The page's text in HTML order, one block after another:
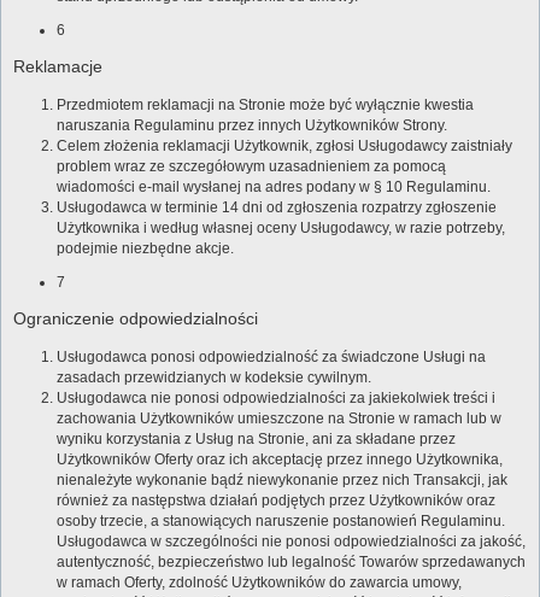
6
Reklamacje
Przedmiotem reklamacji na Stronie może być wyłącznie kwestia
naruszania Regulaminu przez innych Użytkowników Strony.
Celem złożenia reklamacji Użytkownik, zgłosi Usługodawcy zaistniały
problem wraz ze szczegółowym uzasadnieniem za pomocą
wiadomości e-mail wysłanej na adres podany w § 10 Regulaminu.
Usługodawca w terminie 14 dni od zgłoszenia rozpatrzy zgłoszenie
Użytkownika i według własnej oceny Usługodawcy, w razie potrzeby,
podejmie niezbędne akcje.
7
Ograniczenie odpowiedzialności
Usługodawca ponosi odpowiedzialność za świadczone Usługi na
zasadach przewidzianych w kodeksie cywilnym.
Usługodawca nie ponosi odpowiedzialności za jakiekolwiek treści i
zachowania Użytkowników umieszczone na Stronie w ramach lub w
wyniku korzystania z Usług na Stronie, ani za składane przez
Użytkowników Oferty oraz ich akceptację przez innego Użytkownika,
nienależyte wykonanie bądź niewykonanie przez nich Transakcji, jak
również za następstwa działań podjętych przez Użytkowników oraz
osoby trzecie, a stanowiących naruszenie postanowień Regulaminu.
Usługodawca w szczególności nie ponosi odpowiedzialności za jakość,
autentyczność, bezpieczeństwo lub legalność Towarów sprzedawanych
w ramach Oferty, zdolność Użytkowników do zawarcia umowy,